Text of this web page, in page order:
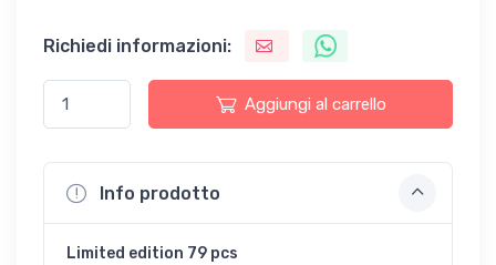
Richiedi informazioni:
Aggiungi al carrello
Info prodotto
Limited edition 79 pcs